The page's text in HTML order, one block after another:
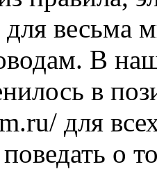
для весьма
В
в
для
поведать